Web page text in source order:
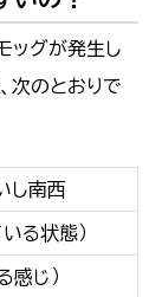
ッグが発生し
次のとおりで
し南西
る状態）
感じ）